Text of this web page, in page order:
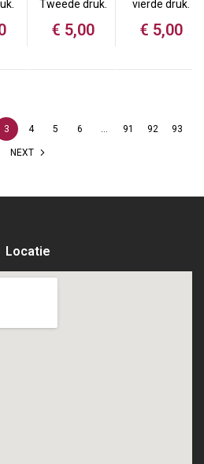
Tweede druk.
€ 5,00
vierde druk.
€ 5,00
3 4 5 6 … 91 92 93
NEXT
Locatie